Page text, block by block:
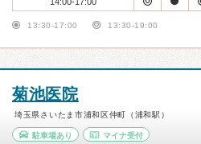
13:30-17:00 13:30-19:00
菊池医院
埼玉県さいたま市浦和区仲町（浦和駅）
駐車場あり マイナ受付